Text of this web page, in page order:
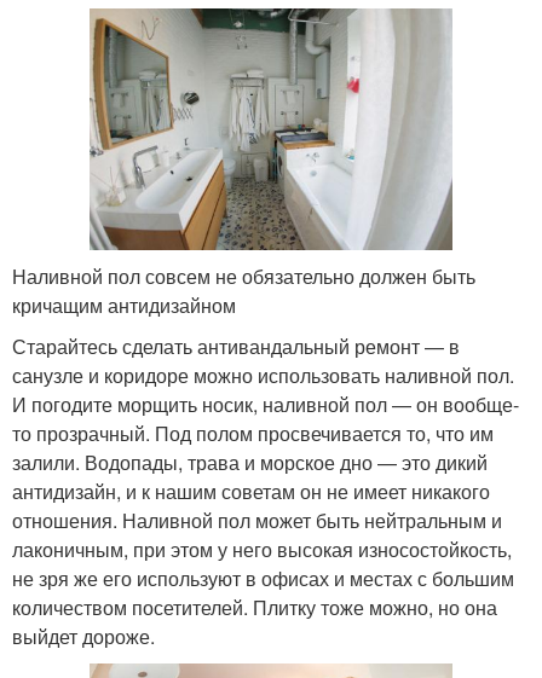
Наливной пол совсем не обязательно должен быть
кричащим антидизайном
Старайтесь сделать антивандальный ремонт — в
санузле и коридоре можно использовать наливной пол.
И погодите морщить носик, наливной пол — он вообще-
то прозрачный. Под полом просвечивается то, что им
залили. Водопады, трава и морское дно — это дикий
антидизайн, и к нашим советам он не имеет никакого
отношения. Наливной пол может быть нейтральным и
лаконичным, при этом у него высокая износостойкость,
не зря же его используют в офисах и местах с большим
количеством посетителей. Плитку тоже можно, но она
выйдет дороже.